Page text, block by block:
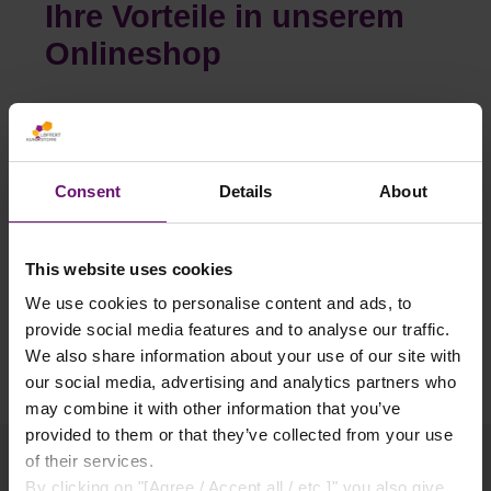
Consent Details About
This website uses cookies
We use cookies to personalise content and ads, to
provide social media features and to analyse our traffic.
We also share information about your use of our site with
our social media, advertising and analytics partners who
may combine it with other information that you’ve
provided to them or that they’ve collected from your use
of their services.
By clicking on "[Agree / Accept all / etc.]" you also give
Ihre Vorteile in unserem
Onlineshop
✓ Service telefonisch & per Mail
✓ Rabatte ab 500€ Warenwert
✓ Flexible Zahlungsarten